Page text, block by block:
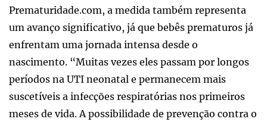
Prematuridade.com, a medida também representa
um avanço significativo, já que bebês prematuros já
enfrentam uma jornada intensa desde o
nascimento. “Muitas vezes eles passam por longos
períodos na UTI neonatal e permanecem mais
suscetíveis a infecções respiratórias nos primeiros
meses de vida. A possibilidade de prevenção contra o